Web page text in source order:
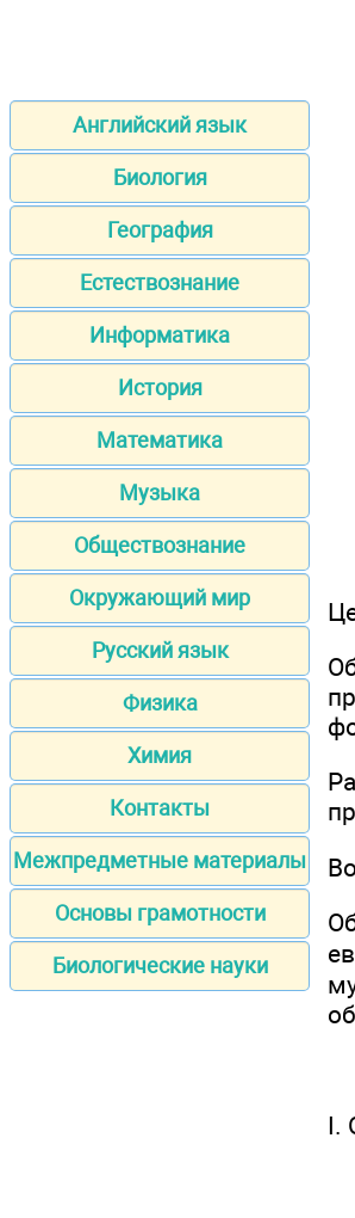
Английский язык
Биология
География
Естествознание
Информатика
История
Математика
Музыка
Обществознание
Окружающий мир
Русский язык
Физика
Химия
Контакты
Межпредметные материалы
Основы грамотности
Биологические науки
І.